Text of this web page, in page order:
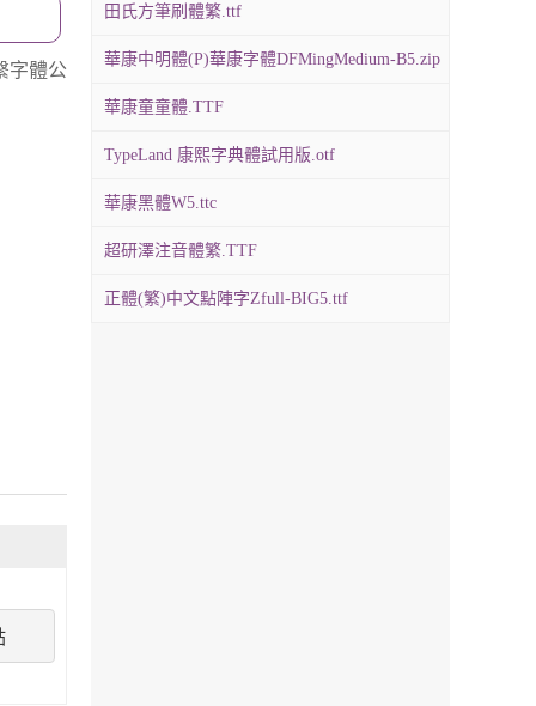
字體公
田氏方筆刷體繁.ttf
華康中明體(P)華康字體DFMingMedium-B5.zip
華康童童體.TTF
TypeLand 康熙字典體試用版.otf
華康黑體W5.ttc
超研澤注音體繁.TTF
正體(繁)中文點陣字Zfull-BIG5.ttf